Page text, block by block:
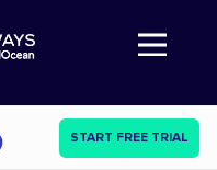
Abre a navegação
START FREE TRIAL